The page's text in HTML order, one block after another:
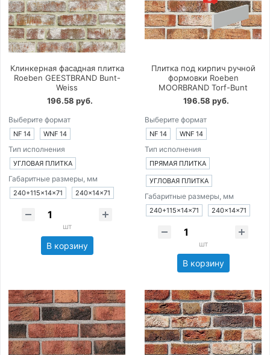
Клинкерная фасадная плитка
Roeben GEESTBRAND Bunt-
Weiss
196.58 руб.
Выберите формат
NF 14 WNF 14
Тип исполнения
УГЛОВАЯ ПЛИТКА
Габаритные размеры, мм
240+115×14×71 240×14×71
шт
В корзину
Плитка под кирпич ручной
формовки Roeben
MOORBRAND Torf-Bunt
196.58 руб.
Выберите формат
NF 14 WNF 14
Тип исполнения
ПРЯМАЯ ПЛИТКА
УГЛОВАЯ ПЛИТКА
Габаритные размеры, мм
240+115×14×71 240×14×71
шт
В корзину